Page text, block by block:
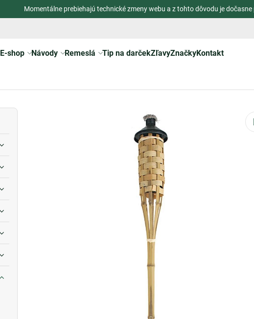
Momentálne prebiehajú technické zmeny webu a z tohto dôvodu je
E-shop Návody Remeslá Tip na darčekZľavyZnačkyKontakt